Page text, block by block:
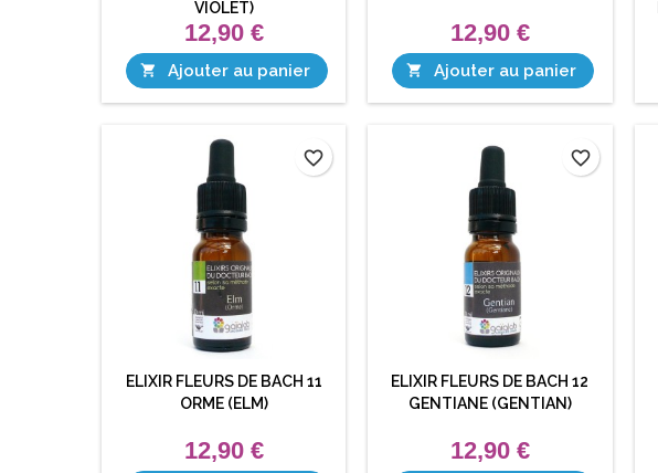
VIOLET)
12,90 €
 Ajouter au panier
12,90 €
 Ajouter au panier
ELIXIR FLEURS DE BACH 11
ORME (ELM)
12,90 €
favorite_border
ELIXIR FLEURS DE BACH 12
GENTIANE (GENTIAN)
12,90 €
favorite_border